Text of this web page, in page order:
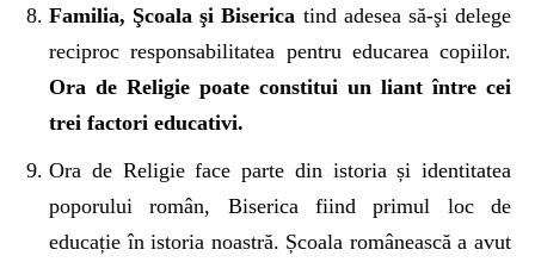
Familia, Şcoala şi Biserica tind adesea să-şi delege
reciproc responsabilitatea pentru educarea copiilor.
Ora de Religie poate constitui un liant între cei
trei factori educativi.
Ora de Religie face parte din istoria și identitatea
poporului român, Biserica fiind primul loc de
educație în istoria noastră. Școala românească a avut